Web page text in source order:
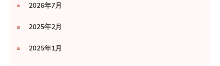
2026年7月
2025年2月
2025年1月